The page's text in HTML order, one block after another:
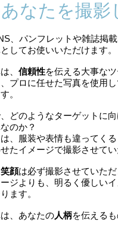
なたを撮影
、パンフレットや雑誌掲
してお使いいただけます。
、 信頼性を伝える大事なツ
プロに任せた写真を使用
。
どのようなターゲットに向
のか？
、服装や表情も違ってくる
たイメージで撮影させてい
笑顔は必ず撮影させていただ
ジよりも、明るく優しい
ます。
、あなたの人柄を伝えるも